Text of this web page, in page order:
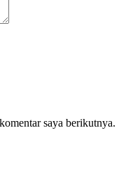
saya berikutnya.